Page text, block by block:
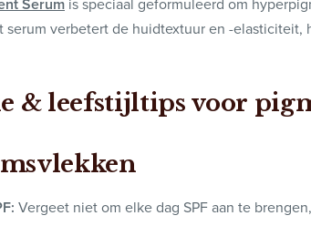
serum verbetert de huidtextuur en -
& leefstijltips voor
Vergeet niet om elke dag SPF aan te